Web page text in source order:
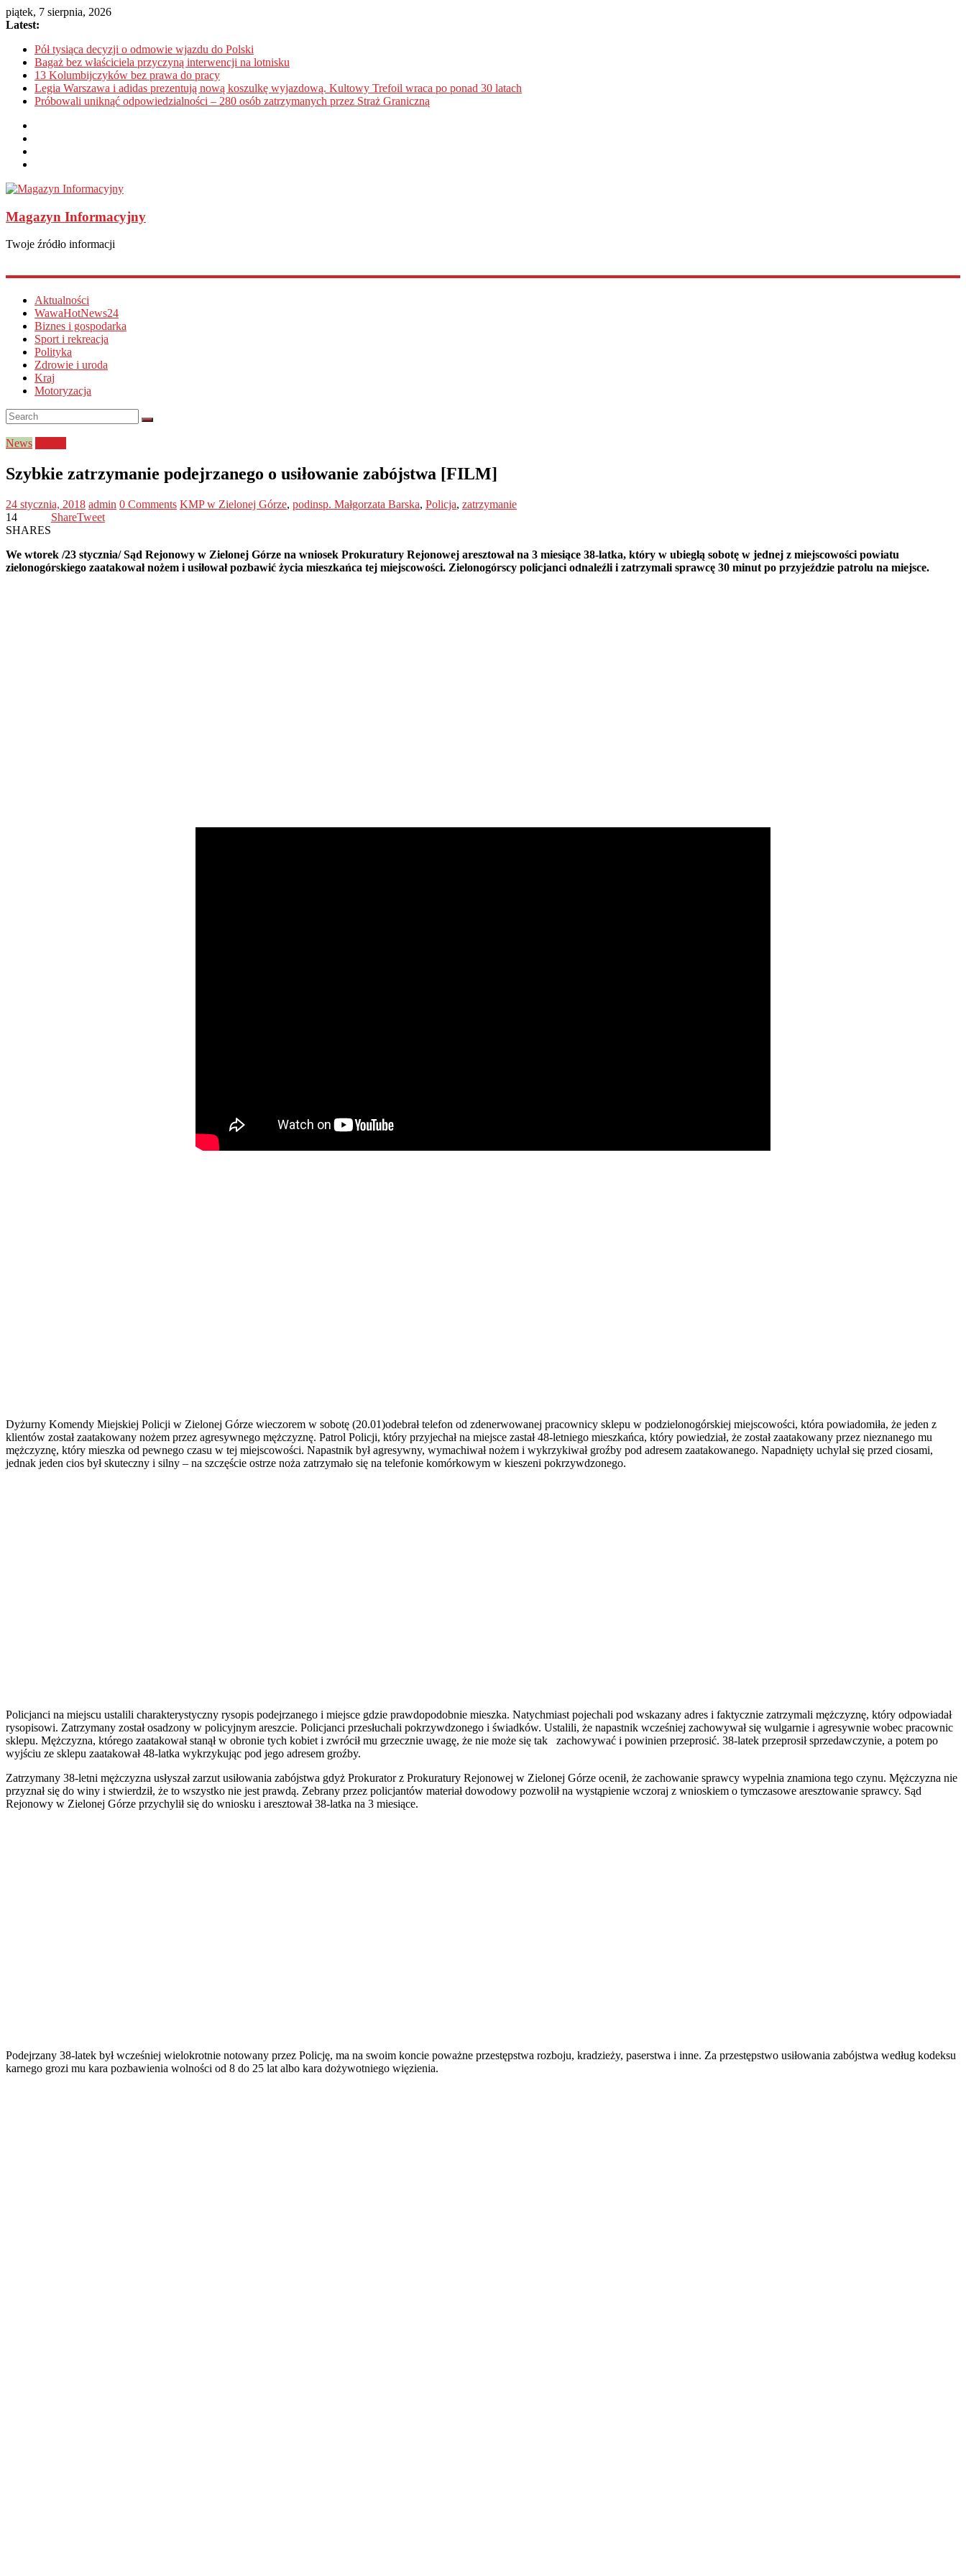
piątek, 7 sierpnia, 2026
Latest:
Pół tysiąca decyzji o odmowie wjazdu do Polski
Bagaż bez właściciela przyczyną interwencji na lotnisku
13 Kolumbijczyków bez prawa do pracy
Legia Warszawa i adidas prezentują nową koszulkę wyjazdową. Kultowy Trefoil wraca po ponad 30 latach
Próbowali uniknąć odpowiedzialności – 280 osób zatrzymanych przez Straż Graniczną
Magazyn Informacyjny
Twoje źródło informacji
Aktualności
WawaHotNews24
Biznes i gospodarka
Sport i rekreacja
Polityka
Zdrowie i uroda
Kraj
Motoryzacja
News
Szybkie zatrzymanie podejrzanego o usiłowanie zabójstwa [FILM]
24 stycznia, 2018 admin 0 Comments KMP w Zielonej Górze, podinsp. Małgorzata Barska, Policja, zatrzymanie
14
SHARES
ShareTweet
We wtorek /23 stycznia/ Sąd Rejonowy w Zielonej Górze na wniosek Prokuratury Rejonowej aresztował na 3 miesiące 38-latka, który w ubiegłą sobotę w jednej z miejscowości powiatu
zielonogórskiego zaatakował nożem i usiłował pozbawić życia mieszkańca tej miejscowości. Zielonogórscy policjanci odnaleźli i zatrzymali sprawcę 30 minut po przyjeździe patrolu na miejsce.
Dyżurny Komendy Miejskiej Policji w Zielonej Górze wieczorem w sobotę (20.01)odebrał telefon od zdenerwowanej pracownicy sklepu w podzielonogórskiej miejscowości, która powiadomiła, że jeden z
klientów został zaatakowany nożem przez agresywnego mężczyznę. Patrol Policji, który przyjechał na miejsce zastał 48-letniego mieszkańca, który powiedział, że został zaatakowany przez nieznanego mu
mężczyznę, który mieszka od pewnego czasu w tej miejscowości. Napastnik był agresywny, wymachiwał nożem i wykrzykiwał groźby pod adresem zaatakowanego. Napadnięty uchylał się przed ciosami,
jednak jeden cios był skuteczny i silny – na szczęście ostrze noża zatrzymało się na telefonie komórkowym w kieszeni pokrzywdzonego.
Policjanci na miejscu ustalili charakterystyczny rysopis podejrzanego i miejsce gdzie prawdopodobnie mieszka. Natychmiast pojechali pod wskazany adres i faktycznie zatrzymali mężczyznę, który odpowiadał
rysopisowi. Zatrzymany został osadzony w policyjnym areszcie. Policjanci przesłuchali pokrzywdzonego i świadków. Ustalili, że napastnik wcześniej zachowywał się wulgarnie i agresywnie wobec pracownic
sklepu. Mężczyzna, którego zaatakował stanął w obronie tych kobiet i zwrócił mu grzecznie uwagę, że nie może się tak zachowywać i powinien przeprosić. 38-latek przeprosił sprzedawczynie, a potem po
wyjściu ze sklepu zaatakował 48-latka wykrzykując pod jego adresem groźby.
Zatrzymany 38-letni mężczyzna usłyszał zarzut usiłowania zabójstwa gdyż Prokurator z Prokuratury Rejonowej w Zielonej Górze ocenił, że zachowanie sprawcy wypełnia znamiona tego czynu. Mężczyzna nie
przyznał się do winy i stwierdził, że to wszystko nie jest prawdą. Zebrany przez policjantów materiał dowodowy pozwolił na wystąpienie wczoraj z wnioskiem o tymczasowe aresztowanie sprawcy. Sąd
Rejonowy w Zielonej Górze przychylił się do wniosku i aresztował 38-latka na 3 miesiące.
Podejrzany 38-latek był wcześniej wielokrotnie notowany przez Policję, ma na swoim koncie poważne przestępstwa rozboju, kradzieży, paserstwa i inne. Za przestępstwo usiłowania zabójstwa według kodeksu
karnego grozi mu kara pozbawienia wolności od 8 do 25 lat albo kara dożywotniego więzienia.